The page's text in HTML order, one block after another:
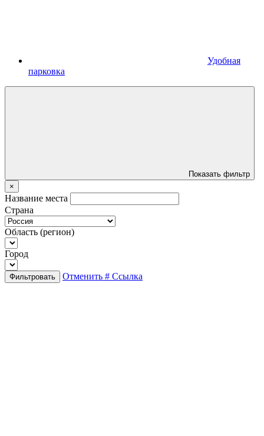
Удобная
парковка
Показать фильтр
×
Название места
Страна
Область (регион)
Город
Фильтровать Отменить # Ссылка